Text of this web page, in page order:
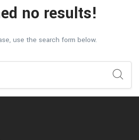
no results!
use the search form below.